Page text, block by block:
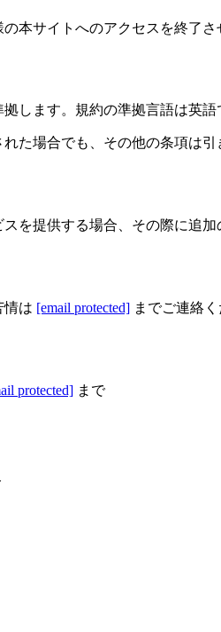
本サイトへのアクセスを終了さ
します。規約の準拠言語は英語
た場合でも、その他の条項は引
を提供する場合、その際に追
情は [email protected] までご連絡
protected] まで